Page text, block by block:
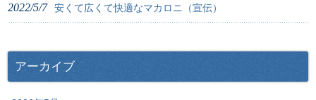
2022/5/7 安くて広くて快適なマカロニ（宣伝）
アーカイブ